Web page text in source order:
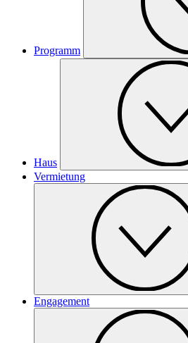
Programm
Haus
Vermietung
Engagement